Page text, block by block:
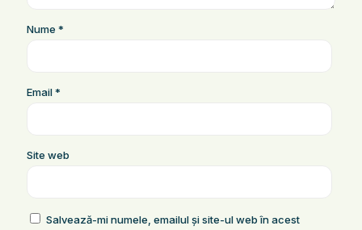
Nume *
Email*
Site web
Salvează-mi numele, emailul și site-ul web în acest